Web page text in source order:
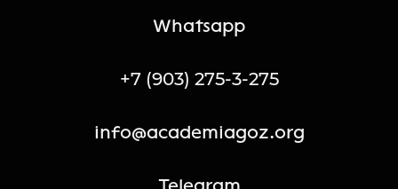
Whatsapp
+7 (903) 275-3-275
info@academiagoz.org